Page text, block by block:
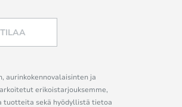
TILAA
aurinkokennovalaisinten ja
erikoistarjouksemme,
tuotteita sekä hyödyllistä tietoa